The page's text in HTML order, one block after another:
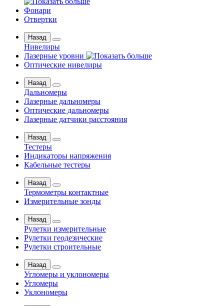
Фонари
Отвертки
Назад
Нивелиры
Лазерные уровни
Оптические нивелиры
Назад
Дальномеры
Лазерные дальномеры
Оптические дальномеры
Лазерные датчики расстояния
Назад
Тестеры
Индикаторы напряжения
Кабельные тестеры
Назад
Термометры контактные
Измерительные зонды
Назад
Рулетки измерительные
Рулетки геодезические
Рулетки строительные
Назад
Угломеры и уклономеры
Угломеры
Уклономеры